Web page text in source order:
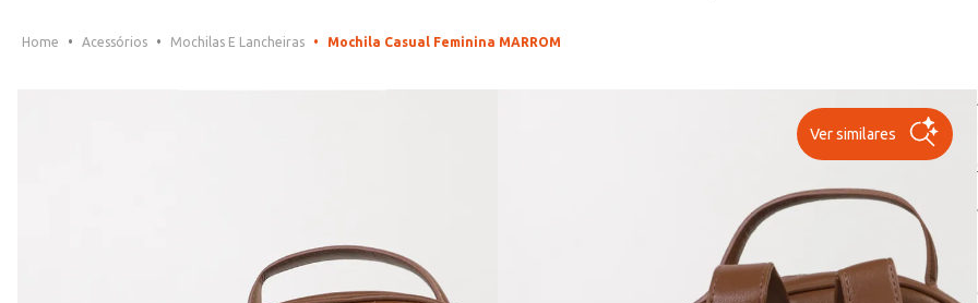
Acessórios Mochilas E Lancheiras Mochila Casual Feminina MARROM
Ver similares